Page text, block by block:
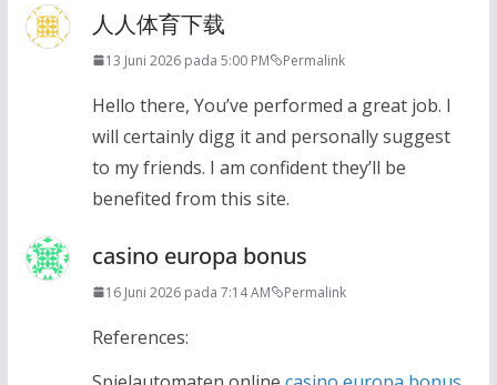
人人体育下载
13 Juni 2026 pada 5:00 PM Permalink
Hello there, You’ve performed a great job. I
will certainly digg it and personally suggest
to my friends. I am confident they’ll be
benefited from this site.
casino europa bonus
16 Juni 2026 pada 7:14 AM Permalink
References: